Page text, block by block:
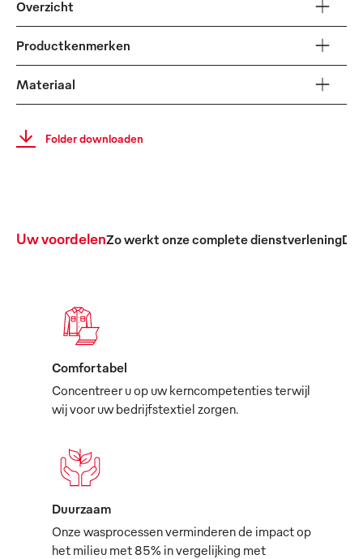
Overzicht
Productkenmerken
Materiaal
Folder downloaden
Uw voordelenZo werkt onze complete dienstverleningDe
Comfortabel
Concentreer u op uw kerncompetenties terwijl
wij voor uw bedrijfstextiel zorgen.
Duurzaam
Onze wasprocessen verminderen de impact op
het milieu met 85% in vergelijking met